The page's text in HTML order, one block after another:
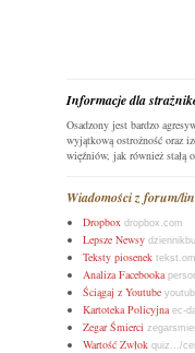
Informacje dla
Osadzony jest bardzo
wyjątkową ostrożność oraz
więźniów, jak również stałą
Wiadomości z forum/
Dropbox dropbox.com
Lepsze Newsy
Teksty piosenek
Analiza Facebooka
Ściągaj z Youtube
Kartoteka Policyjna ec-
Zegar Śmierci
Wartość Zwłok quiz.../